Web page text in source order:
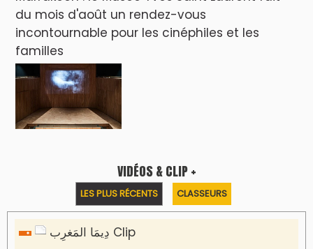
du mois d'août un rendez-vous
incontournable pour les cinéphiles et les
familles
VIDÉOS & CLIP +
LES PLUS RÉCENTS CLASSEURS
دِيمَا المَغرِب Clip